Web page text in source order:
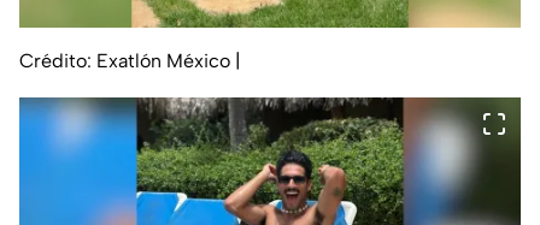
Crédito: Exatlón México